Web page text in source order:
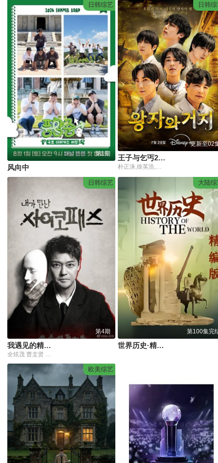
日韩综艺
第1期
风向中
日韩
更新至02
王子与乞丐2026
朴正洙,徐英浩,朴志晟,金曜汉,申东熙
日韩综艺
第4期
我遇见的精神病态者
全炫茂 曺圭贤 许龄智 nucksal
大陆
第100集完
世界历史·精编版
欧美综艺